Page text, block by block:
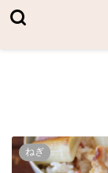
ねぎ